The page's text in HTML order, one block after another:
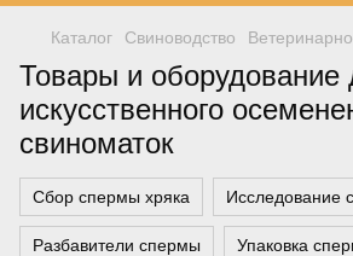
Каталог Свиноводство
Товары и оборудование
искусственного
свиноматок
Сбор спермы хряка Исследование
Разбавители спермы Упаковка